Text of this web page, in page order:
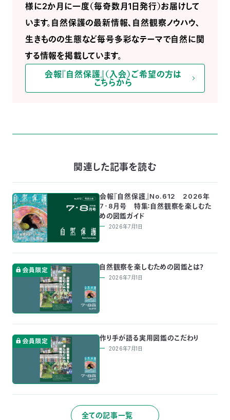
様に2か月に一度（毎奇数月1日発行）お届けして
います。自然保護の最新情報、自然観察ノウハウ、
生きものの生態など毎号多彩なテーマで自然に関
する情報を掲載しています。
会報『自然保護』（入会）ご希望の方は
こちらから
関連した記事を読む
会報『自然保護』No.612 2026年
7・8月号 特集：自然観察を楽しむた
めの図鑑ガイド
2026年7月1日
自然観察を楽しむための図鑑とは？
2026年7月1日
作り手が語る実用図鑑のこだわり
2026年7月1日
全ての記事一覧